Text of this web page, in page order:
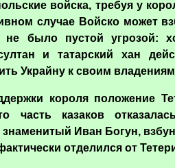
войска, требуя у
случае Войско может
не было пустой угрозой:
и татарский хан
Украйну к своим
короля положение
часть казаков
знаменитый Иван Богун,
отделился от